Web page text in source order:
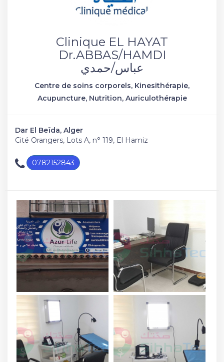
Clinique EL HAYAT
Dr.ABBAS/HAMDI
عباس/حمدي
Centre de soins corporels, Kinesithérapie,
Acupuncture, Nutrition, Auriculothérapie
Dar El Beïda, Alger
Cité Orangers, Lots A, n° 119, El Hamiz
0782152843